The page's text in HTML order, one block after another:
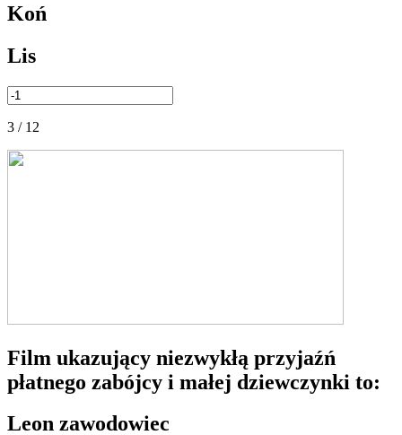
Koń
Lis
3 / 12
Film ukazujący niezwykłą przyjaźń
płatnego zabójcy i małej dziewczynki to:
Leon zawodowiec